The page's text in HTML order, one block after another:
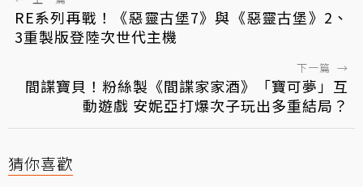
RE系列再戰！《惡靈古堡7》與《惡靈古堡》2、
3重製版登陸次世代主機
下一篇 →
間諜寶貝！粉絲製《間諜家家酒》「寶可夢」互
動遊戲 安妮亞打爆次子玩出多重結局？
猜你喜歡